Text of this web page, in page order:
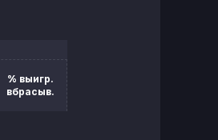
% выигр.
вбрасыв.